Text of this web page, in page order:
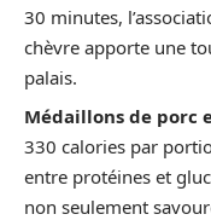
30 minutes,
chèvre apporte une
palais.
Médaillons de porc
330 calories par
entre protéines et
non seulement